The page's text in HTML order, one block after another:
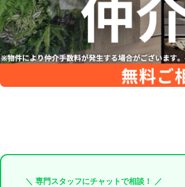
＼ 専門スタッフにチャットで相談！ ／